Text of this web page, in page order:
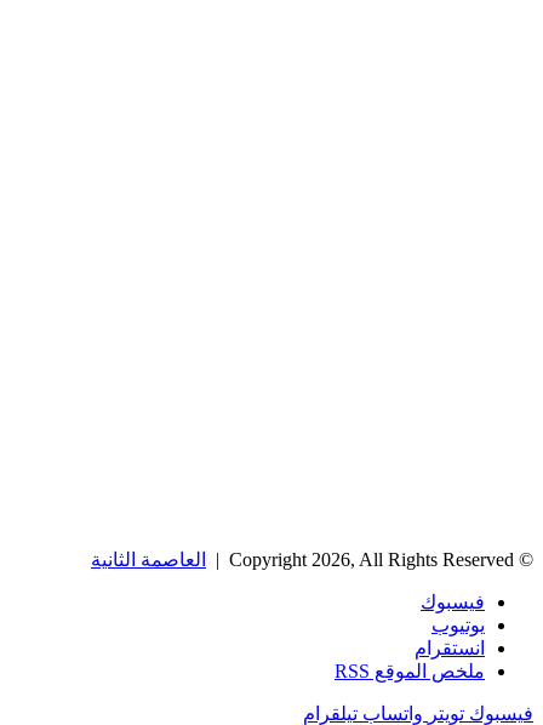
© Copyright 2026, All Rights Reserved | العاصمة الثانية
فيسبوك
يوتيوب
انستقرام
ملخص الموقع RSS
فيسبوك تويتر واتساب تيلقرام